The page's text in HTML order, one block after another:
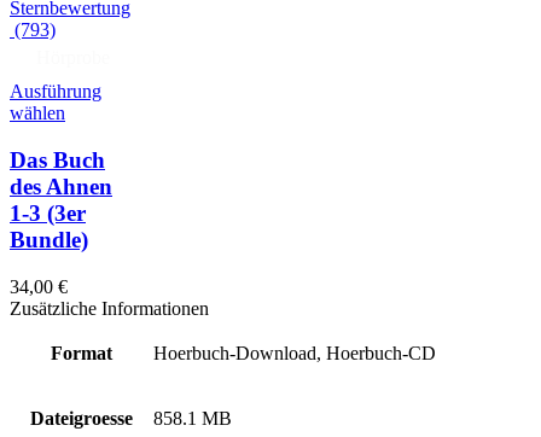
(793)
Ausführung
wählen
Das Buch
des Ahnen
1-3 (3er
Bundle)
34,00 €
Zusätzliche Informationen
Format Hoerbuch-Download, Hoerbuch-CD
Dateigroesse 858.1 MB